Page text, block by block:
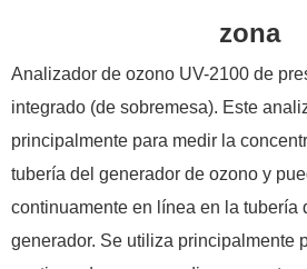
zona
Analizador de ozono UV-2100 de
integrado (de sobremesa). Este
principalmente para medir la
tubería del generador de ozono y
continuamente en línea en la tubería
generador. Se utiliza principalmente